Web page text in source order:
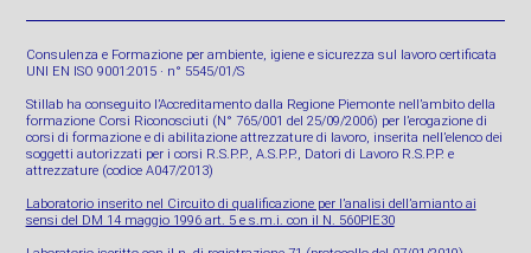
Consulenza e Formazione per ambiente, igiene e sicurezza sul lavoro certificata
UNI EN ISO 9001:2015 · n° 5545/01/S
Stillab ha conseguito l’Accreditamento dalla Regione Piemonte nell’ambito della
formazione Corsi Riconosciuti (N° 765/001 del 25/09/2006) per l’erogazione di
corsi di formazione e di abilitazione attrezzature di lavoro, inserita nell’elenco dei
soggetti autorizzati per i corsi R.S.P.P., A.S.P.P., Datori di Lavoro R.S.P.P. e
attrezzature (codice A047/2013)
Laboratorio inserito nel Circuito di qualificazione per l’analisi dell’amianto ai
sensi del DM 14 maggio 1996 art. 5 e s.m.i. con il N. 560PIE30